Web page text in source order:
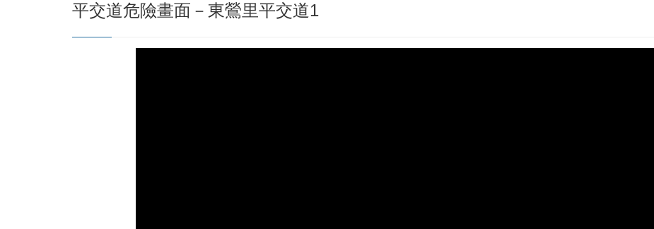
平交道危險畫面－東鶯里平交道1